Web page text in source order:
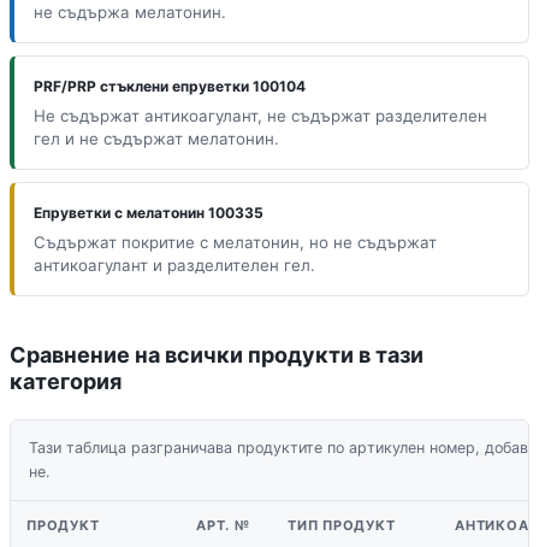
не съдържа мелатонин.
PRF/PRP стъклени епруветки 100104
Не съдържат антикоагулант, не съдържат разделителен
гел и не съдържат мелатонин.
Епруветки с мелатонин 100335
Съдържат покритие с мелатонин, но не съдържат
антикоагулант и разделителен гел.
Сравнение на всички продукти в тази
категория
Тази таблица разграничава продуктите по артикулен номер,
не.
ПРОДУКТ АРТ. № ТИП ПРОДУКТ